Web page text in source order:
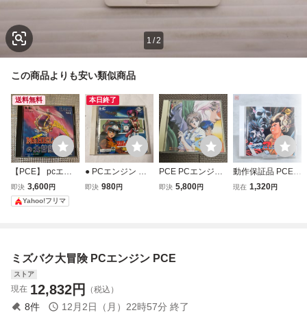
1 /2
この商品よりも安い類似商品
送料無料
【PCE】 pcエン
ジン Mr.HELIの大
冒険
即決 3,600円
Yahoo!フリマ
本日終了
● PCエンジン コ
ズミックファンタ
尾隆聖 玄田哲章
即決 980円
PCE PCエンジン
CD-ROM2 秘宝伝
即決 5,800円
動作保証品 PCE P
Cエンジン CD-RO
現在 1,320円
ミズバク大冒険 PCエンジン PCE
ストア
現在 12,832円 （税込）
8件 12月2日（月）22時57分 終了